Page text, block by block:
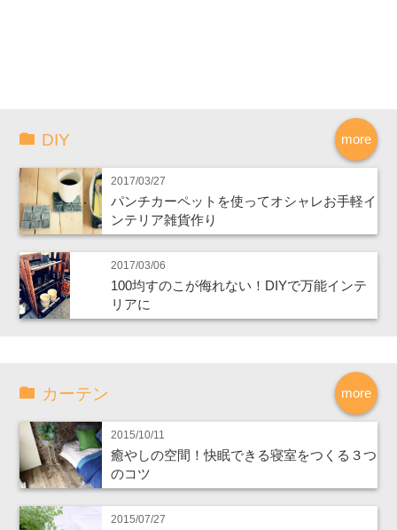
more
DIY
2017/03/27
パンチカーペットを使ってオシャレお手軽イ
ンテリア雑貨作り
2017/03/06
100均すのこが侮れない！DIYで万能インテ
リアに
more
カーテン
2015/10/11
癒やしの空間！快眠できる寝室をつくる３つ
のコツ
2015/07/27